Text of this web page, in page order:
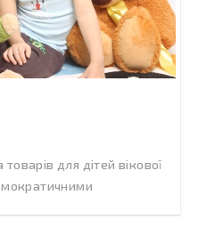
для дітей вікової